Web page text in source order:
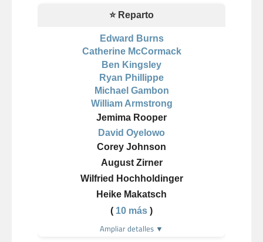
⭐ Reparto
Edward Burns
Catherine McCormack
Ben Kingsley
Ryan Phillippe
Michael Gambon
William Armstrong
Jemima Rooper
David Oyelowo
Corey Johnson
August Zirner
Wilfried Hochholdinger
Heike Makatsch
( 10 más )
Ampliar detalles ▼